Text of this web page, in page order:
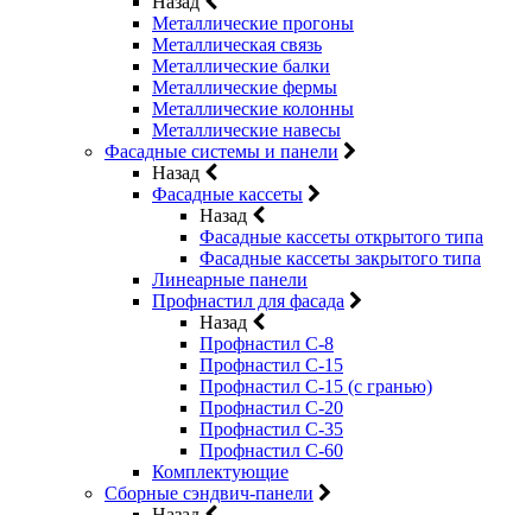
Металлические прогоны
Металлическая связь
Металлические балки
Металлические фермы
Металлические колонны
Металлические навесы
Фасадные системы и панели
Назад
Фасадные кассеты
Назад
Фасадные кассеты открытого типа
Фасадные кассеты закрытого типа
Линеарные панели
Профнастил для фасада
Назад
Профнастил С-8
Профнастил С-15
Профнастил С-15 (с гранью)
Профнастил С-20
Профнастил С-35
Профнастил С-60
Комплектующие
Сборные сэндвич-панели